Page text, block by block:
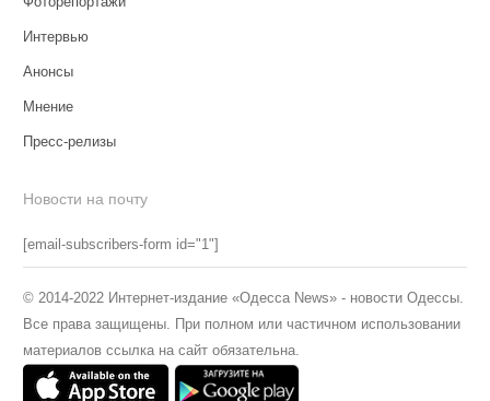
Интервью
Анонсы
Мнение
Пресс-релизы
Новости на почту
[email-subscribers-form id="1"]
© 2014-2022 Интернет-издание «Одесса News» - новости Одессы.
Все права защищены. При полном или частичном использовании
материалов ссылка на сайт обязательна.